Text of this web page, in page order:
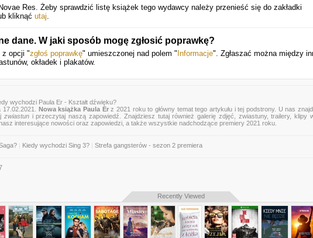
Res. Żeby sprawdzić listę książek tego wydawcy należy przenieść się do zakładki
kliknąć utaj.
dane. W jaki sposób mogę zgłosić poprawkę?
z opcji "zgłoś poprawkę" umieszczonej nad polem " Informacje". Zgłaszać można między
okładek i plakatów.
wychodzi Paula Er - Kształt dźwięku?
Nowa książka Paula Erz 2021 roku to główny temat tego artykułu i tej podstrony. U nas
zwiastuni przeczytaj naszą zapowiedź. Znajdziesz tutaj również galerię zdjęć, zwiastuny, trailery, klipy
interesujące nowości oraz zapowiedzi, a także wszystkie nadchodzące premiery 2021 roku.
Kiedy wychodzi Sing 3? Strefa gangsterów - sezon 2 premiera
Recently Viewed